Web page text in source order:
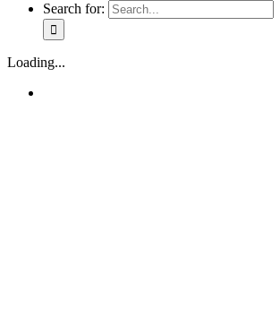
Search for:
Loading...